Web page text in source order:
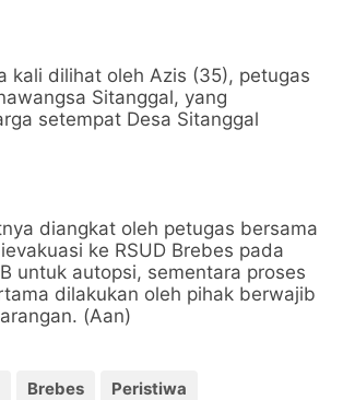
kali dilihat oleh Azis (35), petugas
Sitanggal, yang
setempat Desa Sitanggal
diangkat oleh petugas bersama
ke RSUD Brebes pada
untuk autopsi, sementara proses
dilakukan oleh pihak berwajib
(Aan)
Brebes Peristiwa